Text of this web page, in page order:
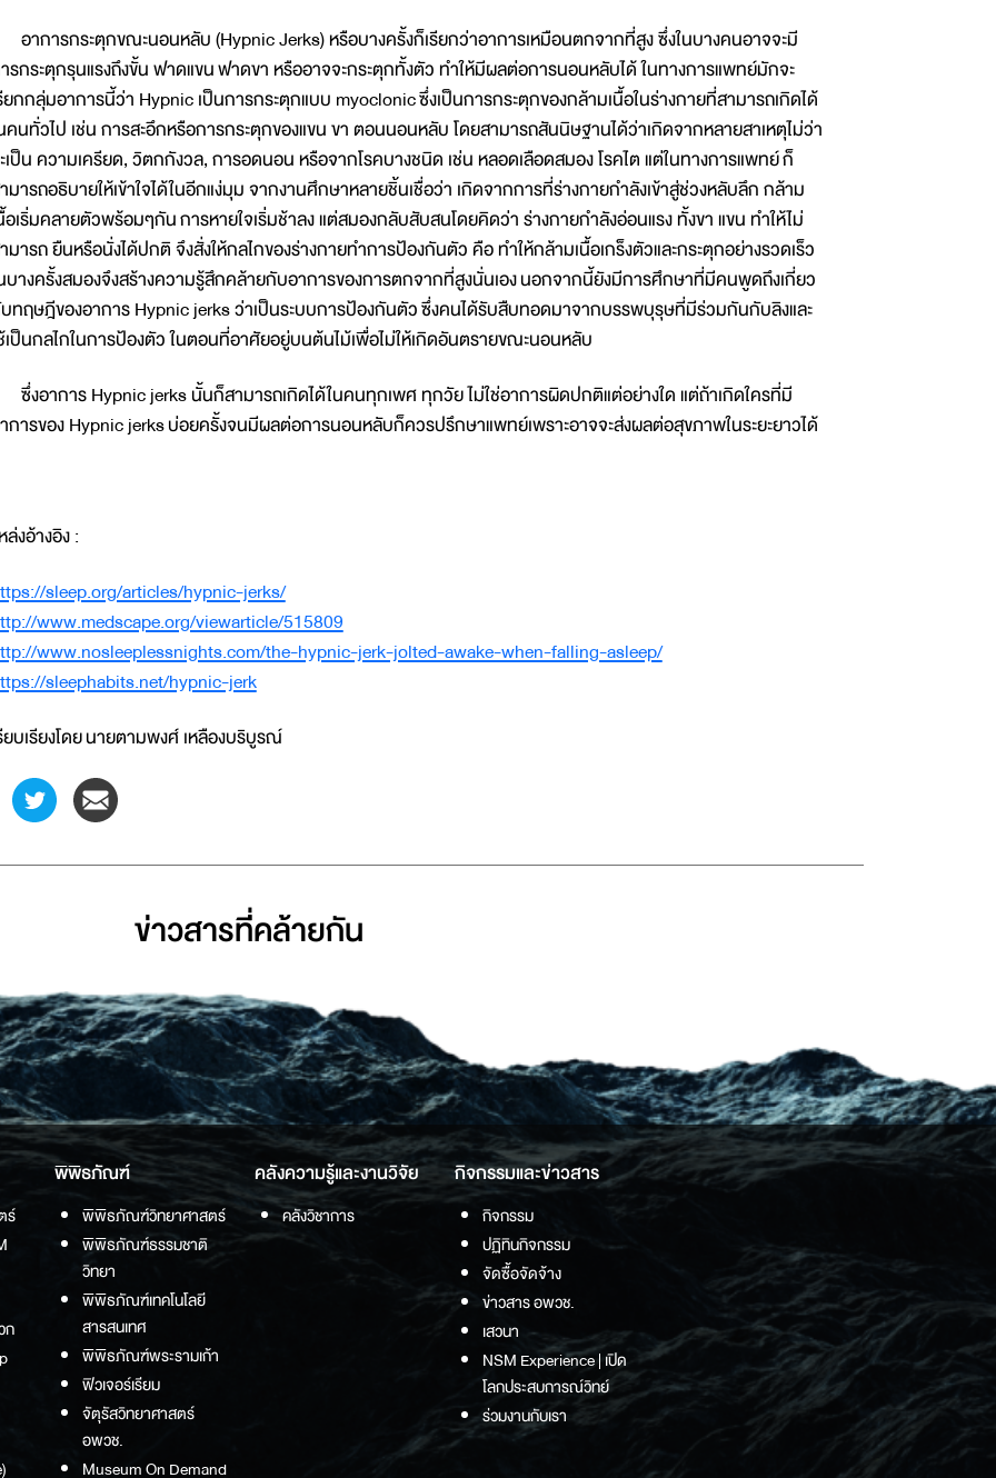
อาการกระตุกขณะนอนหลับ (Hypnic Jerks) หรือบางครั้งก็เรียกว่าอาการเหมือนตกจากที่สูง ซึ่งในบางคนอาจจะมี
รกระตุกรุนแรงถึงขั้น ฟาดแขน ฟาดขา หรืออาจจะกระตุกทั้งตัว ทำให้มีผลต่อการนอนหลับได้ ในทางการแพทย์มักจะ
ยกกลุ่มอาการนี้ว่า Hypnic เป็นการกระตุกแบบ myoclonic ซึ่งเป็นการกระตุกของกล้ามเนื้อในร่างกายที่สามารถเกิดได้
คนทั่วไป เช่น การสะอึกหรือการกระตุกของแขน ขา ตอนนอนหลับ โดยสามารถสันนิษฐานได้ว่าเกิดจากหลายสาเหตุไม่ว่า
เป็น ความเครียด, วิตกกังวล, การอดนอน หรือจากโรคบางชนิด เช่น หลอดเลือดสมอง โรคไต แต่ในทางการแพทย์ ก็
มารถอธิบายให้เข้าใจได้ในอีกแง่มุม จากงานศึกษาหลายชิ้นเชื่อว่า เกิดจากการที่ร่างกายกำลังเข้าสู่ช่วงหลับลึก กล้าม
อเริ่มคลายตัวพร้อมๆกัน การหายใจเริ่มช้าลง แต่สมองกลับสับสนโดยคิดว่า ร่างกายกำลังอ่อนแรง ทั้งขา แขน ทำให้ไม่
มารถ ยืนหรือนั่งได้ปกติ จึงสั่งให้กลไกของร่างกายทำการป้องกันตัว คือ ทำให้กล้ามเนื้อเกร็งตัวและกระตุกอย่างรวดเร็ว
บางครั้งสมองจึงสร้างความรู้สึกคล้ายกับอาการของการตกจากที่สูงนั่นเอง นอกจากนี้ยังมีการศึกษาที่มีคนพูดถึงเกี่ยว
ทฤษฎีของอาการ Hypnic jerks ว่าเป็นระบบการป้องกันตัว ซึ่งคนได้รับสืบทอดมาจากบรรพบุรุษที่มีร่วมกันกับลิงและ
เป็นกลไกในการป้องตัว ในตอนที่อาศัยอยู่บนต้นไม้เพื่อไม่ให้เกิดอันตรายขณะนอนหลับ
ซึ่งอาการ Hypnic jerks นั้นก็สามารถเกิดได้ในคนทุกเพศ ทุกวัย ไม่ใช่อาการผิดปกติแต่อย่างใด แต่ถ้าเกิดใครที่มี
การของ Hypnic jerks บ่อยครั้งจนมีผลต่อการนอนหลับก็ควรปรึกษาแพทย์เพราะอาจจะส่งผลต่อสุขภาพในระยะยาวได้
ล่งอ้างอิง :
sleep.org/articles/hypnic-jerks/
www.medscape.org/viewarticle/515809
www.nosleeplessnights.com/the-hypnic-jerk-jolted-awake-when-falling-asleep/
sleephabits.net/hypnic-jerk
ยบเรียงโดย นายตามพงศ์ เหลืองบริบูรณ์
ข่าวสารที่่คล้ายกัน
ร์
ก
พิพิธภัณฑ์
พิพิธภัณฑ์วิทยาศาสตร์
พิพิธภัณฑ์ธรรมชาติ
วิทยา
พิพิธภัณฑ์เทคโนโลยี
สารสนเทศ
พิพิธภัณฑ์พระรามเก้า
ฟิวเจอร์เรียม
จัตุรัสวิทยาศาสตร์
อพวช.
Museum On Demand
คลังความรู้และงานวิจัย
คลังวิชาการ
กิจกรรมและข่าวสาร
กิจกรรม
ปฏิทินกิจกรรม
จัดซื้อจัดจ้าง
ข่าวสาร อพวช.
เสวนา
NSM Experience | เปิด
โลกประสบการณ์วิทย์
ร่วมงานกับเรา